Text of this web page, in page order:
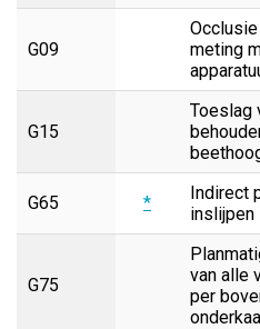
G09
meting
G15
Toeslag
G65 *
Indirect
inslijpen
G75
van alle
per